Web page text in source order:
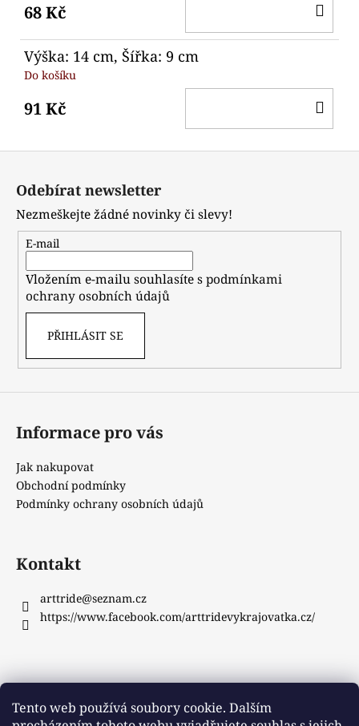
Tento web používá soubory cookie. Dalším
68 Kč
Výška: 14 cm, Šířka: 9 cm
Do košíku
91 Kč
Odebírat newsletter
Nezmeškejte žádné novinky či slevy!
E-mail
Vložením e-mailu souhlasíte spodmínkami
ochrany osobních údajů
PŘIHLÁSIT SE
Informace pro vás
Jak nakupovat
Obchodní podmínky
Podmínky ochrany osobních údajů
Kontakt
arttride@seznam.cz
https://www.facebook.com/arttridevykrajovatka.cz/
Instagram